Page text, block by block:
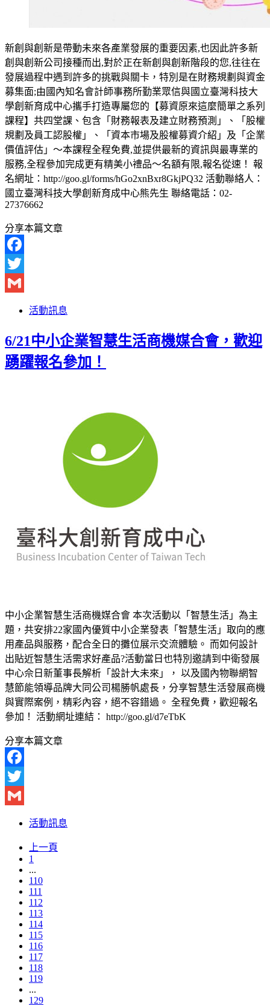
新創與創新是帶動未來各產業發展的重要因素,也因此許多新
創與創新公司接種而出,對於正在新創與創新階段的您,往往在
發展過程中遇到許多的挑戰與關卡，特別是在財務規劃與資金
募集面;由國內知名會計師事務所勤業眾信與國立臺灣科技大
學創新育成中心攜手打造專屬您的【募資原來這麼簡單之系列
課程】共四堂課、包含「財務報表及建立財務預測」、「股權
規劃及員工認股權」、「資本市場及股權募資介紹」及「企業
價值評估」～本課程全程免費,並提供最新的資訊與最專業的
服務,全程參加完成更有精美小禮品～名額有限,報名從速！ 報
名網址：http://goo.gl/forms/hGo2xnBxr8GkjPQ32 活動聯絡人：
國立臺灣科技大學創新育成中心熊先生 聯絡電話：02-
27376662
分享本篇文章
Facebook
Twitter
活動訊息
6/21中小企業智慧生活商機媒合會，歡迎
踴躍報名參加！
中小企業智慧生活商機媒合會 本次活動以「智慧生活」為主
題，共安排22家國內優質中小企業發表「智慧生活」取向的應
用產品與服務，配合全日的攤位展示交流體驗。 而如何設計
出貼近智慧生活需求好產品?活動當日也特別邀請到中衛發展
中心佘日新董事長解析「設計大未來」， 以及國內物聯網智
慧節能領導品牌大同公司楊勝帆處長，分享智慧生活發展商機
與實際案例，精彩內容，絕不容錯過。 全程免費，歡迎報名
參加！ 活動網址連結： http://goo.gl/d7eTbK
分享本篇文章
Facebook
Twitter
活動訊息
上一頁
1
...
110
111
112
113
114
115
116
117
118
119
...
129